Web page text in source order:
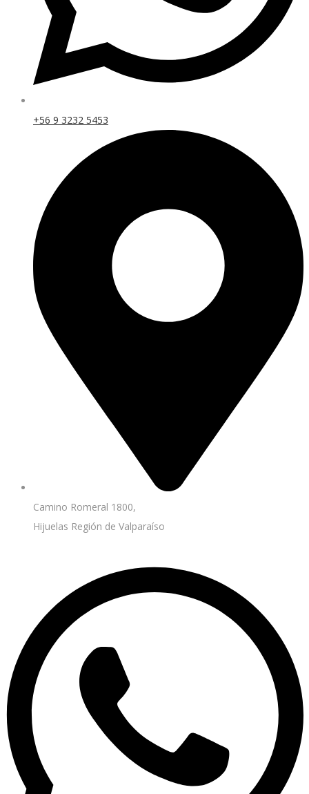
+56 9 3232 5453
Camino Romeral 1800,
Hijuelas Región de Valparaíso